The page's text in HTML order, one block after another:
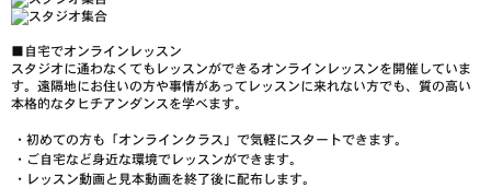
■ 自宅でオンラインレッスン
スタジオに通わなくてもレッスンができるオンラインレッスンを開催していま
す。遠隔地にお住いの方や事情があってレッスンに来れない方でも、質の高い
本格的なタヒチアンダンスを学べます。
・初めての方も「オンラインクラス」で気軽にスタートできます。
・ご自宅など身近な環境でレッスンができます。
・レッスン動画と見本動画を終了後に配布します。